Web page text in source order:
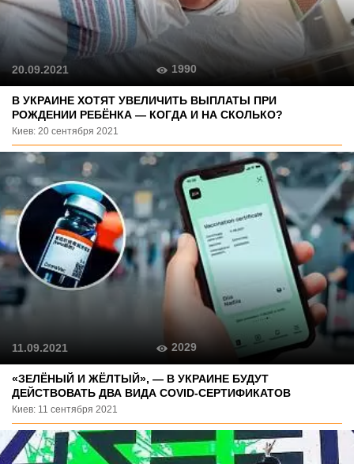
В УКРАИНЕ ХОТЯТ УВЕЛИЧИТЬ ВЫПЛАТЫ ПРИ
РОЖДЕНИИ РЕБЁНКА — КОГДА И НА СКОЛЬКО?
Киев: 20 сентября 2021
20.09.2021 1990
«ЗЕЛЁНЫЙ И ЖЁЛТЫЙ», — В УКРАИНЕ БУДУТ
ДЕЙСТВОВАТЬ ДВА ВИДА COVID-СЕРТИФИКАТОВ
Киев: 11 сентября 2021
11.09.2021 2029